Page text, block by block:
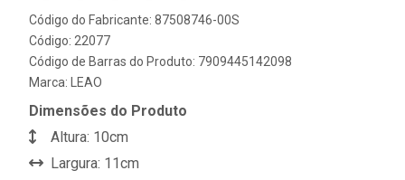
Código do Fabricante: 87508746-00S
Código: 22077
Código de Barras do Produto: 7909445142098
Marca: LEAO
Dimensões do Produto
Altura: 10cm
Largura: 11cm